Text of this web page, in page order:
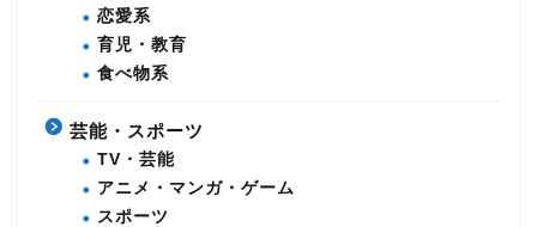
恋愛系
育児・教育
食べ物系
芸能・スポーツ
TV・芸能
アニメ・マンガ・ゲーム
スポーツ